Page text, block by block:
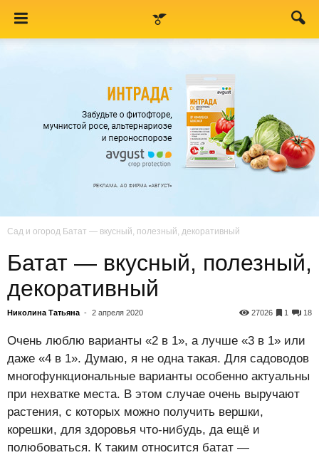
Сад и огород Батат — вкусный, полезный, декоративный
Батат — вкусный, полезный,
декоративный
Николина Татьяна - 2 апреля 2020 18
1
27026
Очень люблю варианты «2 в 1», а лучше «3 в 1» или
даже «4 в 1». Думаю, я не одна такая. Для садоводов
многофункциональные варианты особенно актуальны
при нехватке места. В этом случае очень выручают
растения, с которых можно получить вершки,
корешки, для здоровья что-нибудь, да ещё и
полюбоваться. К таким относится батат —